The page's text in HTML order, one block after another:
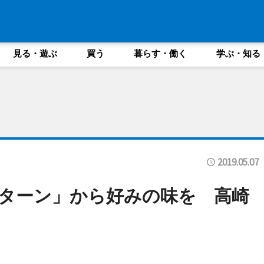
見る・遊ぶ 買う 暮らす・働く 学ぶ・知る
2019.05.07
ーン」から好みの味を 高崎